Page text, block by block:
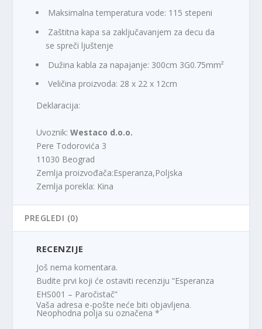
Maksimalna temperatura vode: 115 stepeni
Zaštitna kapa sa zaključavanjem za decu da
se spreči ljuštenje
Dužina kabla za napajanje: 300cm 3G0.75mm²
Veličina proizvoda: 28 x 22 x 12cm
Deklaracija:
Uvoznik:Westaco d.o.o.
Pere Todorovića 3
11030 Beograd
Zemlja proizvođača:Esperanza,Poljska
Zemlja porekla: Kina
PREGLEDI (0)
RECENZIJE
Još nema komentara.
Budite prvi koji će ostaviti recenziju “Esperanza
EHS001 – Paročistač”
Vaša adresa e-pošte neće biti objavljena.
Neophodna polja su označena*